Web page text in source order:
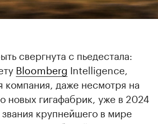
свергнута с пьедестала:
Bloomberg Intelligence,
компания, даже несмотря на
новых гигафабрик, уже в 2024
крупнейшего в мире